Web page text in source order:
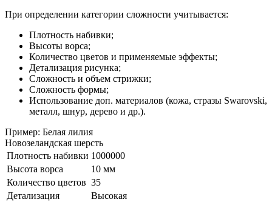
При определении категории сложности учитывается:
Плотность набивки;
Высоты ворса;
Количество цветов и применяемые эффекты;
Детализация рисунка;
Сложность и объем стрижки;
Сложность формы;
Использование доп. материалов (кожа, стразы Swarovski,
металл, шнур, дерево и др.).
Пример: Белая лилия
Новозеландская шерсть
Плотность набивки 1000000
Высота ворса
10 мм
Количество цветов 35
Детализация
Высокая